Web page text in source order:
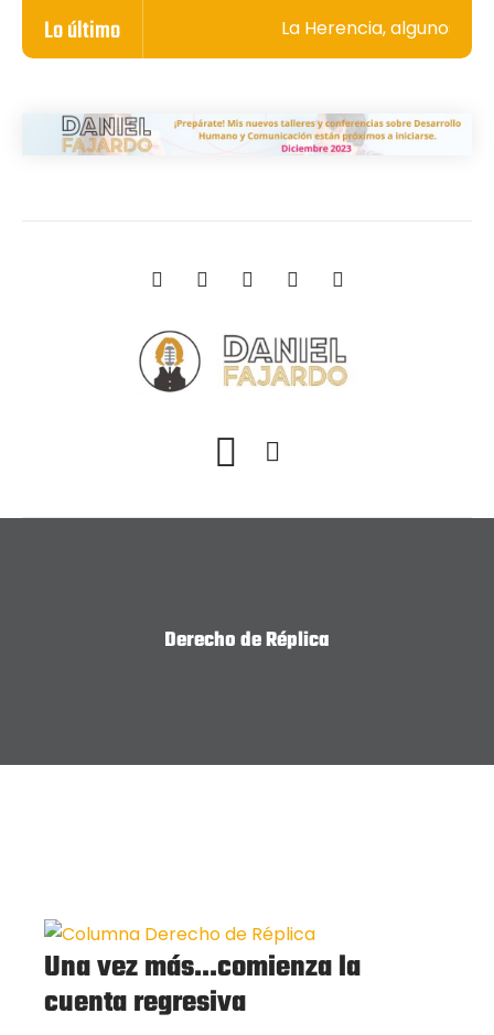
Lo último La Herencia, algunos
Derecho de Réplica
Una vez más…comienza la
cuenta regresiva